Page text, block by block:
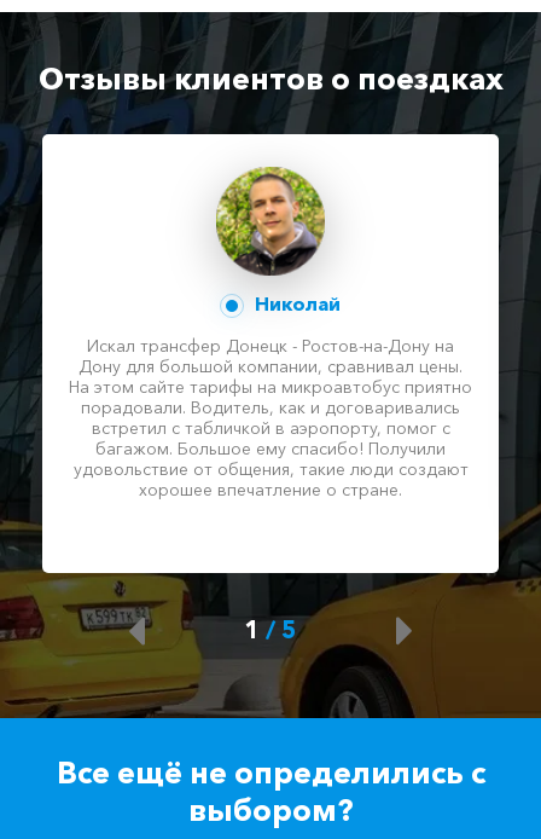
Отзывы клиентов о поездках
Николай
Искал трансфер Донецк - Ростов-на-Дону на
Дону для большой компании, сравнивал цены.
На этом сайте тарифы на микроавтобус приятно
порадовали. Водитель, как и договаривались
встретил с табличкой в аэропорту, помог с
багажом. Большое ему спасибо! Получили
удовольствие от общения, такие люди создают
хорошее впечатление о стране.
1 /5
Все ещё не определились с
выбором?